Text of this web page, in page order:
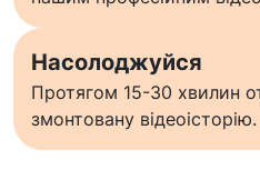
Насолоджуйся
Протягом 15-30 хвилин
змонтовану відеоісторію.